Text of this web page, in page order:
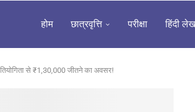
होम छात्रवृत्ति परीक्षा हिंदी लेख
से ₹1,30,000 जीतने का अवसर!